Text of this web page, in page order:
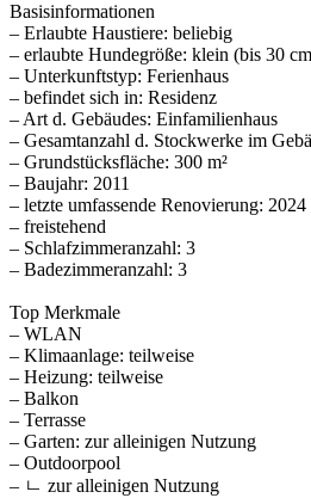
Basisinformationen
– Erlaubte Haustiere: beliebig
– erlaubte Hundegröße: klein (bis 30
– Unterkunftstyp: Ferienhaus
– befindet sich in: Residenz
– Art d. Gebäudes: Einfamilienhaus
– Gesamtanzahl d. Stockwerke im
– Grundstücksfläche: 300 m²
– Baujahr: 2011
– letzte umfassende Renovierung: 2024
– freistehend
– Schlafzimmeranzahl: 3
– Badezimmeranzahl: 3
Top Merkmale
– WLAN
– Klimaanlage: teilweise
– Heizung: teilweise
– Balkon
– Terrasse
– Garten: zur alleinigen Nutzung
– Outdoorpool
– ㄴ zur alleinigen Nutzung